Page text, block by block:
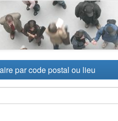
par code postal ou lieu